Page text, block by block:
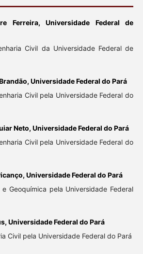
Ferreira, Universidade Federal de
Civil da Universidade Federal de
Universidade Federal do Pará
Civil pela Universidade Federal do
Neto, Universidade Federal do Pará
Civil pela Universidade Federal do
Universidade Federal do Pará
Geoquímica pela Universidade Federal
Universidade Federal do Pará
Civil pela Universidade Federal do Pará